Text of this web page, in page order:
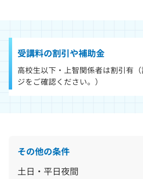
受講料の割引や補助金
高校生以下・上智関係者は割引有
ジをご確認ください。）
その他の条件
土日・平日夜間